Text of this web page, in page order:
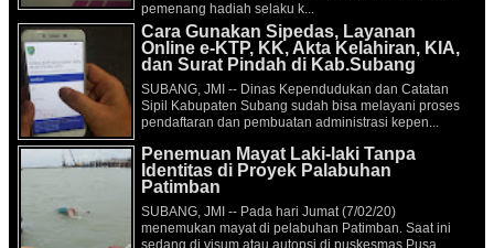
pemenang hadiah selaku k...
Cara Gunakan Sipedas, Layanan
Online e-KTP, KK, Akta Kelahiran, KIA,
dan Surat Pindah di Kab.Subang
SUBANG, JMI -- Dinas Kependudukan dan Catatan
Sipil Kabupaten Subang sudah bisa melayani proses
pendaftaran dan pembuatan administrasi kepen...
Penemuan Mayat Laki-laki Tanpa
Identitas di Proyek Palabuhan
Patimban
SUBANG, JMI -- Pada hari Jumat (7/02/20)
menemukan mayat di pelabuhan Patimban. Saat ini
sedang di visum atau autopsi di puskesmas Pusa...